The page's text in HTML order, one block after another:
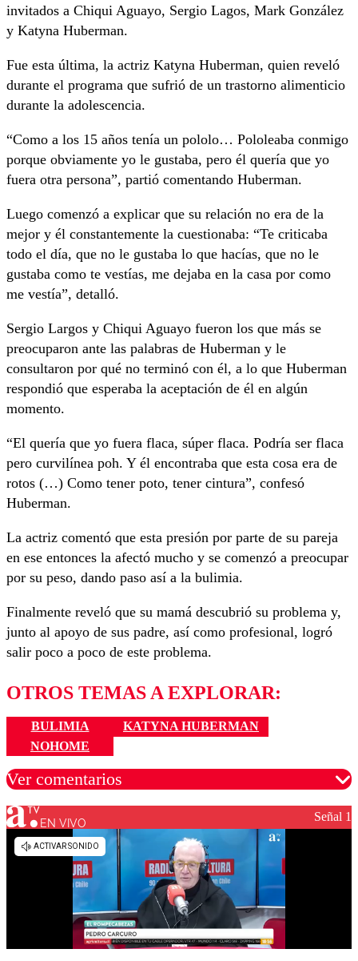
invitados a Chiqui Aguayo, Sergio Lagos, Mark González
y Katyna Huberman.
Fue esta última, la actriz Katyna Huberman, quien reveló
durante el programa que sufrió de un trastorno alimenticio
durante la adolescencia.
“Como a los 15 años tenía un pololo… Pololeaba conmigo
porque obviamente yo le gustaba, pero él quería que yo
fuera otra persona”, partió comentando Huberman.
Luego comenzó a explicar que su relación no era de la
mejor y él constantemente la cuestionaba: “Te criticaba
todo el día, que no le gustaba lo que hacías, que no le
gustaba como te vestías, me dejaba en la casa por como
me vestía”, detalló.
Sergio Largos y Chiqui Aguayo fueron los que más se
preocuparon ante las palabras de Huberman y le
consultaron por qué no terminó con él, a lo que Huberman
respondió que esperaba la aceptación de él en algún
momento.
“El quería que yo fuera flaca, súper flaca. Podría ser flaca
pero curvilínea poh. Y él encontraba que esta cosa era de
rotos (…) Como tener poto, tener cintura”, confesó
Huberman.
La actriz comentó que esta presión por parte de su pareja
en ese entonces la afectó mucho y se comenzó a preocupar
por su peso, dando paso así a la bulimia.
Finalmente reveló que su mamá descubrió su problema y,
junto al apoyo de sus padre, así como profesional, logró
salir poco a poco de este problema.
OTROS TEMAS A EXPLORAR:
BULIMIA
KATYNA HUBERMAN
NOHOME
Ver comentarios
Los comentarios son moderados para garantizar un
diálogo respetuoso.
EN VIVO Señal 1